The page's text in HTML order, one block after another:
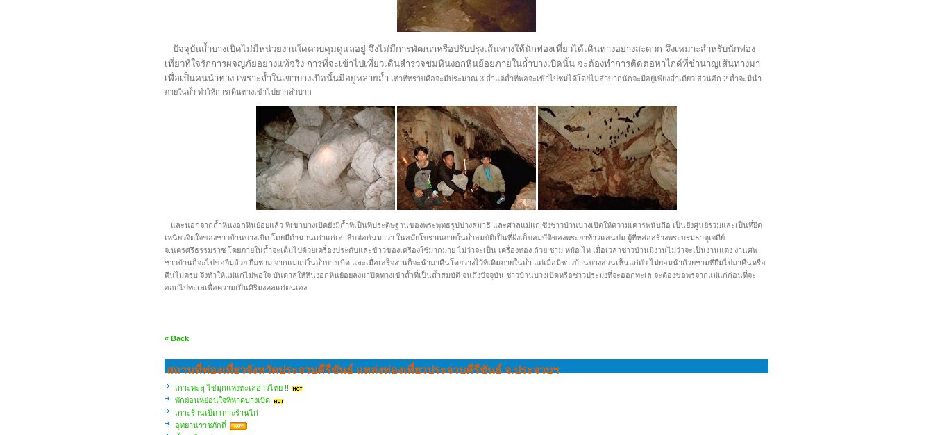
ปัจจุบันถ้ำบางเบิดไม่มีหน่วยงานใดควบคุมดูแลอยู่ จึงไม่มีการพัฒนาหรือปรับปรุงเส้นทางให้นักท่องเที่ยวได้เดินทางอย่างสะดวก จึงเหมาะสำหรับนักท่อง
เที่ยวที่ใจรักการผจญภัยอย่างแท้จริง การที่จะเข้าไปเที่ยวเดินสำรวจชมหินงอกหินย้อยภายในถ้ำบางเบิดนั้น จะต้องทำการติดต่อหาไกด์ที่ชำนาญเส้นทางมา
เพื่อเป็นคนนำทาง เพราะถ้ำในเขาบางเบิดนั้นมีอยู่หลายถ้ำ เท่าที่ทราบคือจะมีประมาณ 3 ถ้ำแต่ถ้ำที่พอจะเข้าไปชมได้โดยไม่ลำบากนักจะมีอยู่เพียงถ้ำเดียว ส่วนอีก 2 ถ้ำจะมีน้ำ
ภายในถ้ำ ทำให้การเดินทางเข้าไปยากลำบาก
และนอกจากถ้ำหินงอกหินย้อยแล้ว ที่เขาบางเบิดยังมีถ้ำที่เป็นที่ประดิษฐานของพระพุทธรูปปางสมาธิ และศาลแม่แก่ ซึ่งชาวบ้านบางเบิดให้ความเคารพนับถือ เป็นยังศูนย์รวมและเป็นที่ยึด
เหนี่ยวจิตใจของชาวบ้านบางเบิด โดยมีตำนานเก่าแก่เล่าสืบต่อกันมาว่า ในสมัยโบราณภายในถ้ำสมบัติเป็นที่ฝังเก็บสมบัติของพระยาท้าวแสนปม ผู้ที่หล่อสร้างพระบรมธาตุเจดีย์
จ.นครศรีธรรมราช โดยภายในถ้ำจะเต็มไปด้วยเครื่องประดับและข้าวของเครื่องใช้มากมาย ไม่ว่าจะเป็น เครื่องทอง ถ้วย ชาม หม้อ ไห เมื่อเวลาชาวบ้านมีงานไม่ว่าจะเป็นงานแต่ง งานศพ
ชาวบ้านก็จะไปขอยืมถ้วย ยืมชาม จากแม่แก่ในถ้ำบางเบิด และเมื่อเสร็จงานก็จะนำมาคืนโดยวางไว้ที่เดิมภายในถ้ำ แต่เมื่อมีชาวบ้านบางส่วนเห็นแก่ตัว ไม่ยอมนำถ้วยชามที่ยืมไปมาคืนหรือ
คืนไม่ครบ จึงทำให้แม่แก่ไม่พอใจ บันดาลให้หินงอกหินย้อยลงมาปิดทางเข้าถ้ำที่เป็นถ้ำสมบัติ จนถึงปัจจุบัน ชาวบ้านบางเบิดหรือชาวประมงที่จะออกทะเล จะต้องขอพรจากแม่แก่ก่อนที่จะ
ออกไปทะเลเพื่อความเป็นศิริมงคลแก่ตนเอง
« Back
สถานที่ท่องเที่ยวจังหวัดประจวบคีรีขันธ์ แหล่งท่องเที่ยวประจวบคีรีขันธ์ จ.ประจวบฯ
เกาะทะลุ ไข่มุกแห่งทะเลอ่าวไทย !!
พักผ่อนหย่อนใจที่หาดบางเบิด
เกาะร้านเป็ด เกาะร้านไก่
อุทยานราชภักดิ์